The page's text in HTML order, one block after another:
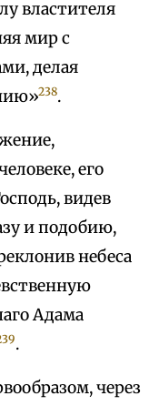
властителя
мир с
делая
238.
его
видев
и подобию,
небеса
Адама
.
через